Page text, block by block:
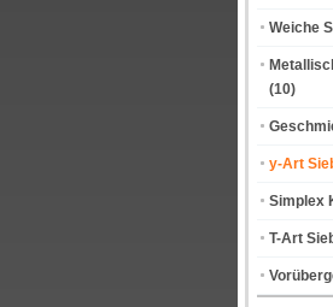
Weiche
(10)
y-Art
Simplex
T-Art